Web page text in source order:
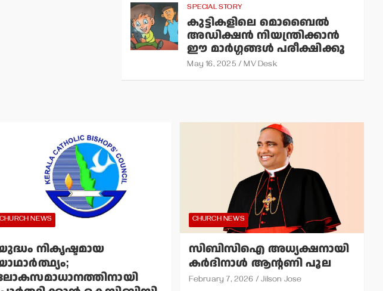
SPECIAL STORY
കുട്ടികളിലെ മൊബൈല്‍
അഡിക്ഷന്‍ നിയന്ത്രിക്കാന്‍
ഈ മാര്‍ഗ്ഗങ്ങള്‍ പരീക്ഷിക്കൂ
May 16, 2025 MV Desk
CHURCH NEWS
നികൃഷ്ടമായ
CHURCH NEWS
സിബിസിഐ അധ്യക്ഷനായി
കര്‍ദിനാള്‍ ആന്റണി പൂല
February 7, 2026 Jilson Jose